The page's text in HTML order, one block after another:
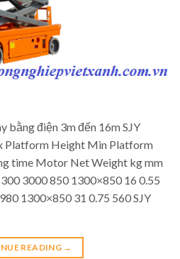
bằng điện 3m đến 16m SJY
Platform Height Min Platform
time Motor Net Weight kg mm
3000 850 1300×850 16 0.55
1300×850 31 0.75 560 SJY
READING →